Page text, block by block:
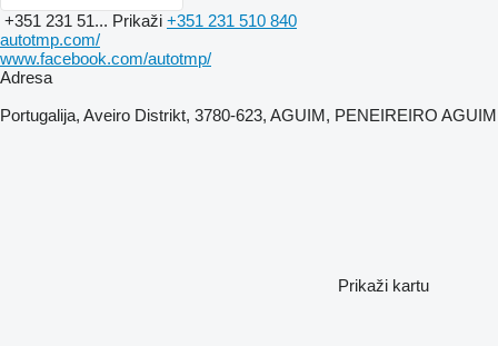
+351 231 51... Prikaži +351 231 510 840
autotmp.com/
www.facebook.com/autotmp/
Adresa
Portugalija, Aveiro Distrikt, 3780-623, AGUIM, PENEIREIRO AGUIM
Prikaži kartu